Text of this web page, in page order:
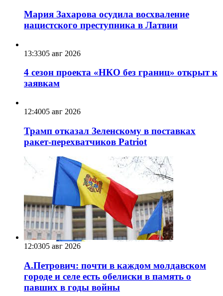
Мария Захарова осудила восхваление
нацистского преступника в Латвии
13:3305 авг 2026
4 сезон проекта «НКО без границ» открыт к
заявкам
12:4005 авг 2026
Трамп отказал Зеленскому в поставках
ракет-перехватчиков Patriot
12:0305 авг 2026
А.Петрович: почти в каждом молдавском
городе и селе есть обелиски в память о
павших в годы войны